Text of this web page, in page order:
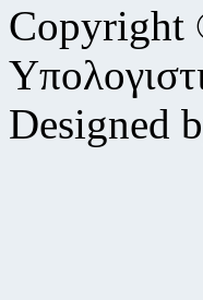
Copyright
Designed